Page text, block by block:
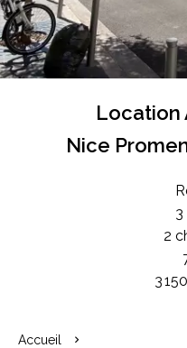
Location
Nice
3
2
3
Accueil